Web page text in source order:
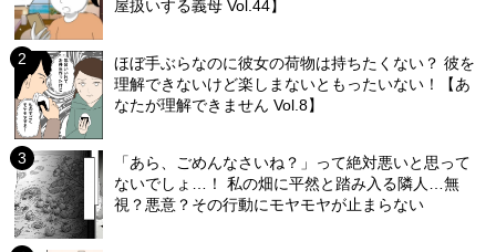
屋扱いする義母 Vol.44】
ほぼ手ぶらなのに彼女の荷物は持ちたくない？ 彼を
理解できないけど楽しまないともったいない！【あ
なたが理解できません Vol.8】
「あら、ごめんなさいね？」って絶対悪いと思って
ないでしょ…！ 私の畑に平然と踏み入る隣人…無
視？悪意？その行動にモヤモヤが止まらない